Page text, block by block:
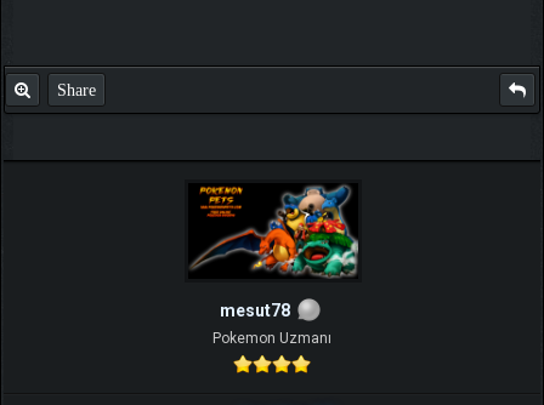
Share
mesut78
Pokemon Uzmanı